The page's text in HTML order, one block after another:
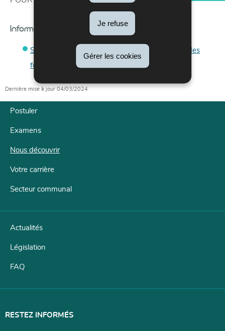
Je refuse
Gérer les cookies
Informations complémentaires
Site internet de l'Administration de la nature et des
forêts
Dernière mise à jour04/03/2024
Menu
de
navigation
Postuler
Examens
Nous découvrir
Votre carrière
Secteur communal
Actualités
Législation
FAQ
RESTEZ INFORMÉS